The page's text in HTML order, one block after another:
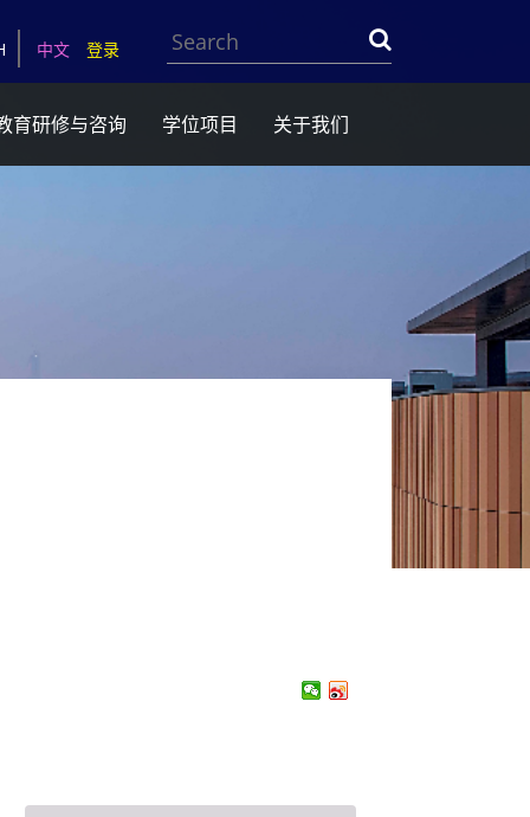
中文 登录
育研修与咨询 学位项目 关于我们